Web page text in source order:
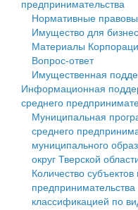
Государственные
Промышленность и
Экономика и бизнес
...
Символика
Устав
Гостям округа
Туризм
Культура
Образование
Здравоохранение
муниципального
Администрация
Тверской области
Управление сельскими
Открытые данные
Работа с
Муниципальный
Финансовое
Бюджет для граждан
Имущество
Выявление
объектов
Имущественная
среднего
предпринимательства
Нормативные
Имущество для
Материалы
Вопрос-ответ
Имущественная
Информационная
среднего
Муниципальная
среднего
муниципального
округ Тверской
Количество
предпринимательства
классификацией по